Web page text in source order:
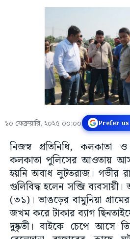
১০ ফেব্রুয়ারি, ২০২৫ ০০:০০ Prefer
নিজস্ব প্রতিনিধি, কলকাতা
কলকাতা পুলিসের আওতায়
হয়নি অবাধ লুটতরাজ। গভীর
গুলিবিদ্ধ হলেন সব্জি
(৩১)। ভাঙড়ের বামুনিয়া
জখম করে টাকার ব্যাগ
দুষ্কৃতী। বাইকে চেপে আসে